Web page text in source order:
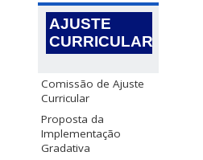
AJUSTE
CURRICULAR
Comissão de Ajuste
Curricular
Proposta da
Implementação
Gradativa